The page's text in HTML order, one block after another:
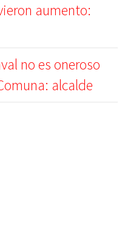
aumento:
no es oneroso
alcalde